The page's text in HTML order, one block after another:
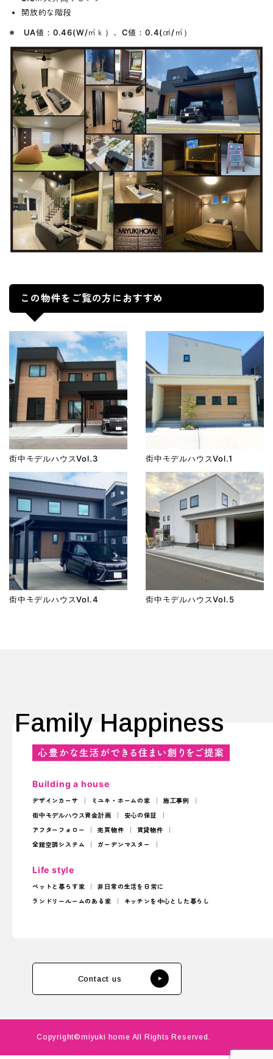
開放的な階段
※ UA値：0.46(W/㎡ｋ）、C値：0.4(㎠/㎡）
この物件をご覧の方におすすめ
街中モデルハウスVol.3 街中モデルハウスVol.1
街中モデルハウスVol.4 街中モデルハウスVol.5
Family Happiness
Building a house
デザインカーサ ミユキ・ホームの家
施工事例
街中モデルハウス資金計画
安心の保証
アフターフォロー
売買物件
賃貸物件
全館空調システム
ガーデンマスター
Life style
ペットと暮らす家
非日常の生活を日常に
ランドリールームのある家
キッチンを中心とした暮らし
Contact us
Copyright©miyuki home All Rights Reserved.